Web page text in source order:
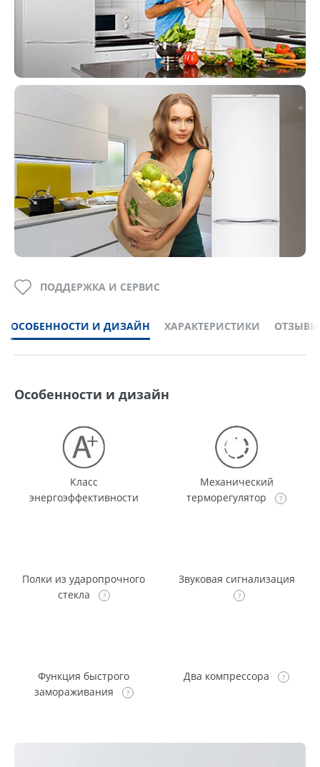
ОСОБЕННОСТИ И ДИЗАЙН ХАРАКТЕРИСТИКИ ОТЗЫВЫ
ПОДДЕРЖКА И СЕРВИС
Особенности и дизайн
Класс
энергоэффективности
Механический
терморегулятор
Полки из ударопрочного
стекла
Звуковая сигнализация
Функция быстрого
замораживания
Два компрессора